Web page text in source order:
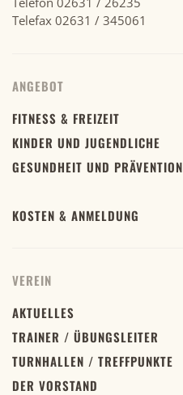
Telefax 02631 / 345061
ANGEBOT
FITNESS & FREIZEIT
KINDER UND JUGENDLICHE
GESUNDHEIT UND PRÄVENTION
KOSTEN & ANMELDUNG
VEREIN
AKTUELLES
TRAINER / ÜBUNGSLEITER
TURNHALLEN / TREFFPUNKTE
DER VORSTAND